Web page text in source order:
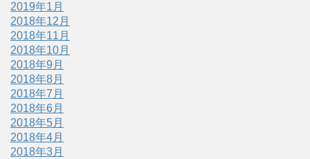
2019年1月
2018年12月
2018年11月
2018年10月
2018年9月
2018年8月
2018年7月
2018年6月
2018年5月
2018年4月
2018年3月